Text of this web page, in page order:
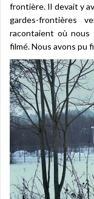
frontière. Il devait y
gardes-frontières
racontaient où
filmé. Nous avons pu